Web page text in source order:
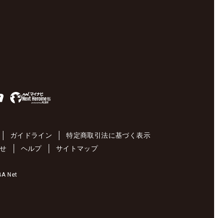
ガイドライン
特定商取引法に基づく表示
ヘルプ サイトマップ
Net